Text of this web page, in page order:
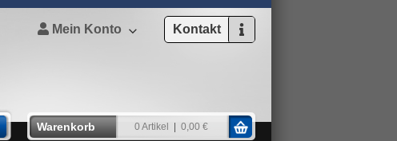
Mein Konto Kontakt
Warenkorb 0 Artikel 0,00 €